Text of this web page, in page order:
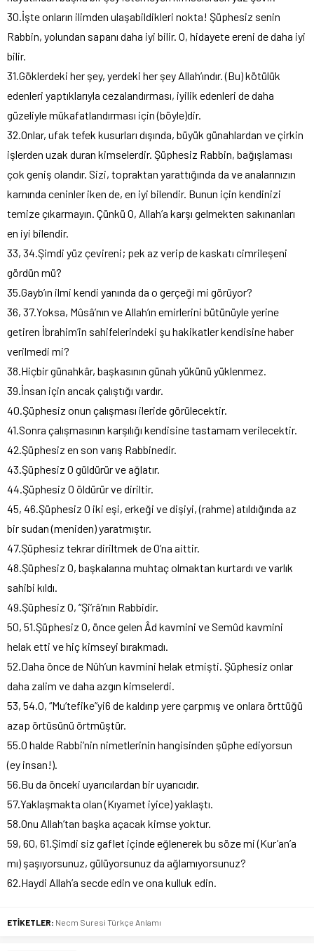
30.İşte onların ilimden ulaşabildikleri nokta! Şüphesiz senin
Rabbin, yolundan sapanı daha iyi bilir. O, hidayete ereni de daha iyi
bilir.
31.Göklerdeki her şey, yerdeki her şey Allah’ındır. (Bu) kötülük
edenleri yaptıklarıyla cezalandırması, iyilik edenleri de daha
güzeliyle mükafatlandırması için (böyle)dir.
32.Onlar, ufak tefek kusurları dışında, büyük günahlardan ve çirkin
işlerden uzak duran kimselerdir. Şüphesiz Rabbin, bağışlaması
çok geniş olandır. Sizi, topraktan yarattığında da ve analarınızın
karnında ceninler iken de, en iyi bilendir. Bunun için kendinizi
temize çıkarmayın. Çünkü O, Allah’a karşı gelmekten sakınanları
en iyi bilendir.
33, 34.Şimdi yüz çevireni; pek az verip de kaskatı cimrileşeni
gördün mü?
35.Gayb’ın ilmi kendi yanında da o gerçeği mi görüyor?
36, 37.Yoksa, Mûsâ’nın ve Allah’ın emirlerini bütünüyle yerine
getiren İbrahim’in sahifelerindeki şu hakikatler kendisine haber
verilmedi mi?
38.Hiçbir günahkâr, başkasının günah yükünü yüklenmez.
39.İnsan için ancak çalıştığı vardır.
40.Şüphesiz onun çalışması ileride görülecektir.
41.Sonra çalışmasının karşılığı kendisine tastamam verilecektir.
42.Şüphesiz en son varış Rabbinedir.
43.Şüphesiz O güldürür ve ağlatır.
44.Şüphesiz O öldürür ve diriltir.
45, 46.Şüphesiz O iki eşi, erkeği ve dişiyi, (rahme) atıldığında az
bir sudan (meniden) yaratmıştır.
47.Şüphesiz tekrar diriltmek de O’na aittir.
48.Şüphesiz O, başkalarına muhtaç olmaktan kurtardı ve varlık
sahibi kıldı.
49.Şüphesiz O, “Şi’râ’nın Rabbidir.
50, 51.Şüphesiz O, önce gelen Âd kavmini ve Semûd kavmini
helak etti ve hiç kimseyi bırakmadı.
52.Daha önce de Nûh’un kavmini helak etmişti. Şüphesiz onlar
daha zalim ve daha azgın kimselerdi.
53, 54.O, “Mu’tefike”yi6 de kaldırıp yere çarpmış ve onlara örttüğü
azap örtüsünü örtmüştür.
55.O halde Rabbi’nin nimetlerinin hangisinden şüphe ediyorsun
(ey insan!).
56.Bu da önceki uyarıcılardan bir uyarıcıdır.
57.Yaklaşmakta olan (Kıyamet iyice) yaklaştı.
58.Onu Allah’tan başka açacak kimse yoktur.
59, 60, 61.Şimdi siz gaflet içinde eğlenerek bu söze mi (Kur’an’a
mı) şaşıyorsunuz, gülüyorsunuz da ağlamıyorsunuz?
62.Haydi Allah’a secde edin ve ona kulluk edin.
ETİKETLER: Necm Suresi Türkçe Anlamı